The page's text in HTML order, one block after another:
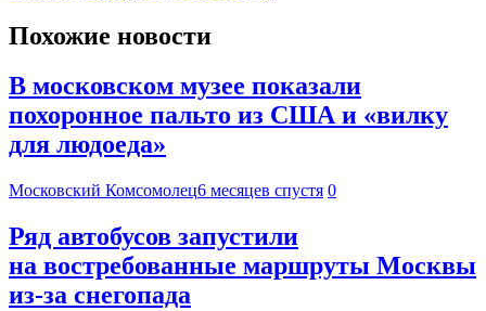
Похожие новости
В московском музее показали
похоронное пальто из США и «вилку
для людоеда»
Московский Комсомолец6 месяцев спустя 0
Ряд автобусов запустили
на востребованные маршруты Москвы
из-за снегопада